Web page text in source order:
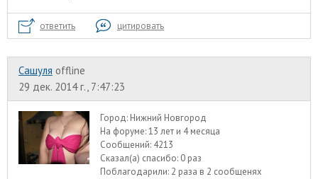
ответить цитировать
Сашуля offline
29 дек. 2014 г., 7:47:23
Город: Нижний Новгород
На форуме:13 лет и 4 месяца
Сообщений: 4213
Сказал(а) спасибо: 0 раз
Поблагодарили: 2 раза в 2 сообщенях